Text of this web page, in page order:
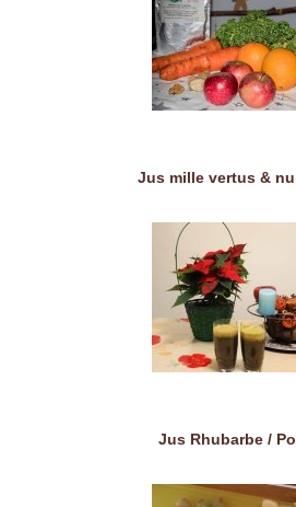
Jus mille vertus &
Jus Rhubarbe /